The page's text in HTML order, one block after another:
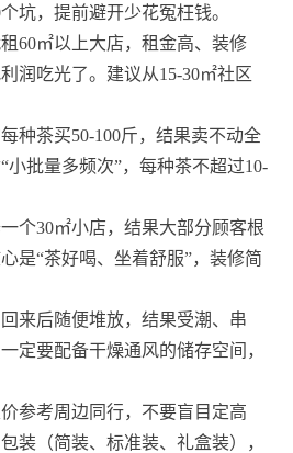
坑，提前避开少花冤枉钱。
60㎡以上大店，租金高、装修
润吃光了。建议从15-30㎡社区
种茶买50-100斤，结果卖不动全
小批量多频次”，每种茶不超过10-
个30㎡小店，结果大部分顾客根
是“茶好喝、坐着舒服”，装修简
来后随便堆放，结果受潮、串
定要配备干燥通风的储存空间，
价参考周边同行，不要盲目定高
装（简装、标准装、礼盒装），